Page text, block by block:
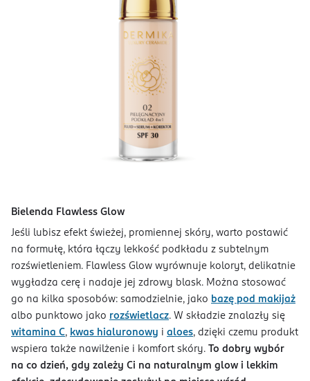
Bielenda Flawless Glow
Jeśli lubisz efekt świeżej, promiennej skóry, warto postawić
na formułę, która łączy lekkość podkładu z subtelnym
rozświetleniem. Flawless Glow wyrównuje koloryt, delikatnie
wygładza cerę i nadaje jej zdrowy blask. Można stosować
go na kilka sposobów: samodzielnie, jako bazę pod makijaż
albo punktowo jako rozświetlacz. W składzie znalazły się
witamina C, kwas hialuronowy i aloes, dzięki czemu produkt
wspiera także nawilżenie i komfort skóry.
To dobry wybór
na co dzień, gdy zależy Ci na naturalnym glow i lekkim